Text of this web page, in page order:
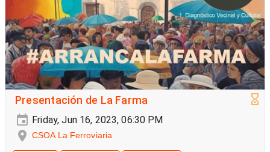
Presentación de La Farma
Friday, Jun 16, 2023, 06:30 PM
CSOA La Ferroviaria